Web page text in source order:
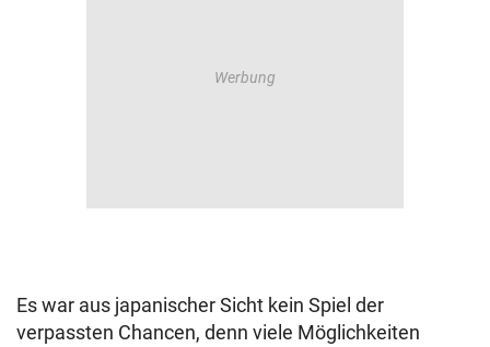
Es war aus japanischer Sicht kein Spiel der
verpassten Chancen, denn viele Möglichkeiten